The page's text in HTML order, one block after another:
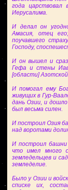
года царствовал
Иерусалима.
И делал он
Амасия, отец
поучавшего
Господу,
И он вышел и
Гефа и стены
[области]
И помогал ему
живущих в Гур-
дань Озии, и
был весьма силен.
И построил Озия
над воротами
И построил башни
что имел много
земледельцев и
земледелие.
Было у Озии и
списке их,